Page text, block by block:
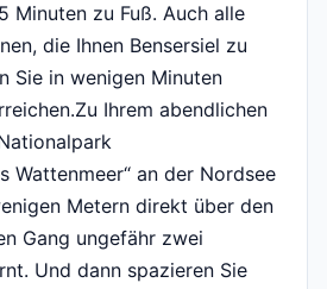
Minuten zu Fuß. Auch alle
die Ihnen Bensersiel zu
Sie in wenigen Minuten
Ihrem abendlichen
Wattenmeer“ an der Nordsee
Metern direkt über den
Gang ungefähr zwei
Und dann spazieren Sie